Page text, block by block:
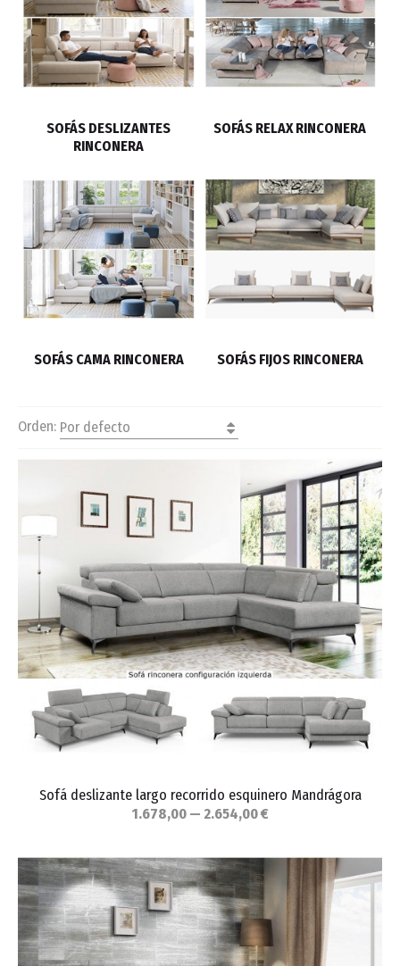
SOFÁS DESLIZANTES
RINCONERA
SOFÁS RELAX RINCONERA
SOFÁS CAMA RINCONERA SOFÁS FIJOS RINCONERA
Orden: Por defecto
Sofá deslizante largo recorrido esquinero Mandrágora
1.678,00 — 2.654,00 €